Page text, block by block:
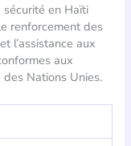
en Haïti
renforcement des
l’assistance aux
aux
Nations Unies.